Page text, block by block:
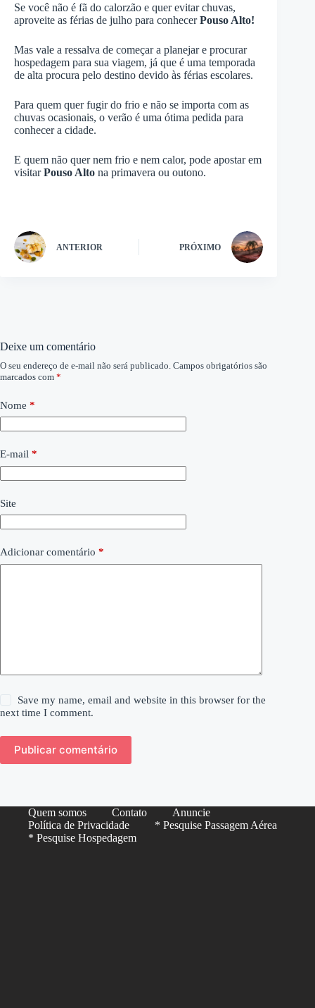
Se você não é fã do calorzão e quer evitar chuvas,
aproveite as férias de julho para conhecerPouso Alto!
Mas vale a ressalva de começar a planejar e procurar
hospedagem para sua viagem, já que é uma temporada
de alta procura pelo destino devido às férias escolares.
Para quem quer fugir do frio e não se importa com as
chuvas ocasionais, o verão é uma ótima pedida para
conhecer a cidade.
E quem não quer nem frio e nem calor, pode apostar em
visitarPouso Alto na primavera ou outono.
ANTERIOR PRÓXIMO
Deixe um comentário
O seu endereço de e-mail não será publicado. Campos obrigatórios são
marcados com *
Nome *
E-mail *
Site
Adicionar comentário *
Save my name, email and website in this browser for the
next time I comment.
Publicar comentário
Quem somos Contato
Anuncie
Política de Privacidade
* Pesquise Passagem Aérea
* Pesquise Hospedagem